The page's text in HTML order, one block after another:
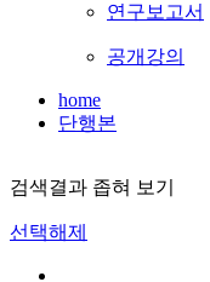
연구보고서
공개강의
home
단행본
검색결과 좁혀 보기
선택해제